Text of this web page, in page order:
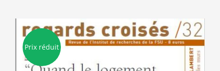
variations.
Les
Prix réduit